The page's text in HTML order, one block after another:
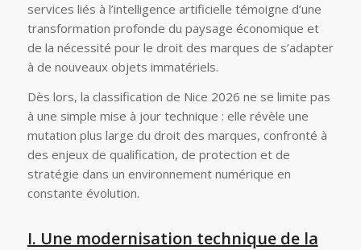
services liés à l’intelligence artificielle témoigne d’une
transformation profonde du paysage économique et
de la nécessité pour le droit des marques de s’adapter
à de nouveaux objets immatériels.
Dès lors, la classification de Nice 2026 ne se limite pas
à une simple mise à jour technique : elle révèle une
mutation plus large du droit des marques, confronté à
des enjeux de qualification, de protection et de
stratégie dans un environnement numérique en
constante évolution.
I. Une modernisation technique de la